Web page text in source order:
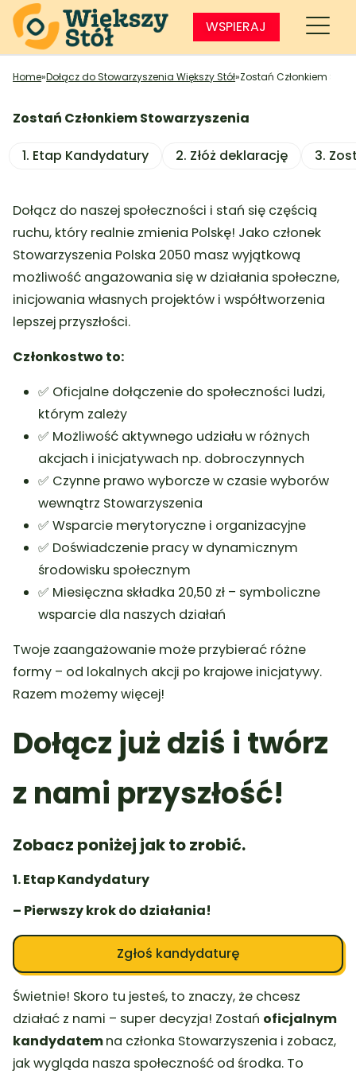
WSPIERAJ
Home»Dołącz do Stowarzyszenia Większy Stół»Zostań Członkiem
Zostań Członkiem Stowarzyszenia
1. Etap Kandydatury 2. Złóż deklarację 3.
Dołącz do naszej społeczności i stań się częścią
ruchu, który realnie zmienia Polskę! Jako członek
Stowarzyszenia Polska 2050 masz wyjątkową
możliwość angażowania się w działania społeczne,
inicjowania własnych projektów i współtworzenia
lepszej przyszłości.
Członkostwo to:
✅ Oficjalne dołączenie do społeczności ludzi,
którym zależy
✅ Możliwość aktywnego udziału w różnych
akcjach i inicjatywach np. dobroczynnych
✅ Czynne prawo wyborcze w czasie wyborów
wewnątrz Stowarzyszenia
✅ Wsparcie merytoryczne i organizacyjne
✅ Doświadczenie pracy w dynamicznym
środowisku społecznym
✅ Miesięczna składka 20,50 zł – symboliczne
wsparcie dla naszych działań
Twoje zaangażowanie może przybierać różne
formy – od lokalnych akcji po krajowe inicjatywy.
Razem możemy więcej!
Dołącz już dziś i twórz
z nami przyszłość!
Zobacz poniżej jak to zrobić.
1. Etap Kandydatury
– Pierwszy krok do działania!
Zgłoś kandydaturę
Świetnie! Skoro tu jesteś, to znaczy, że chcesz
działać z nami – super decyzja! Zostań oficjalnym
kandydatemna członka Stowarzyszenia i zobacz,
jak wygląda nasza społeczność od środka. To